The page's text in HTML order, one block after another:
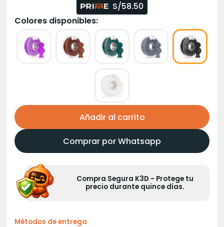
original
era:
S/80.00.
actual
es:
S/65.00.
S/58.50
Colores disponibles:
Añadir al carrito
Comprar por Whatsapp
Compra Segura K3D - Protege tu
precio durante quince días.
Métodos de entrega